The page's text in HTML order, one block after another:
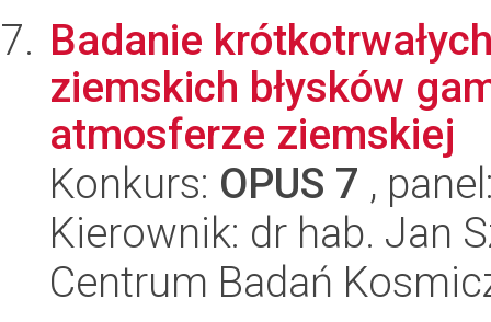
Badanie
ziemskich błysków
atmosferze ziemskiej
Konkurs: OPUS 7 ,
Kierownik: dr hab. Jan
Centrum Badań